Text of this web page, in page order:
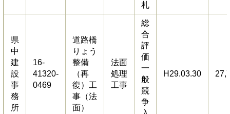
札
県
中
建
設
事
務
所
16-
41320-
0469
道路橋
りょう
整備
（再
復）工
事（法
面）
法面
処理
工事
総
合
評
価
一
般
競
争
H29.03.30